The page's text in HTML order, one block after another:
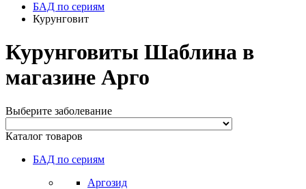
БАД по сериям
Курунговит
Курунговиты Шаблина в
магазине Арго
Выберите заболевание
Каталог товаров
БАД по сериям
Аргозид